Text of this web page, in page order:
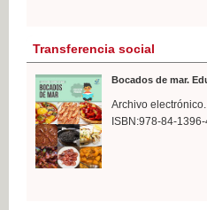
Transferencia social
Bocados de mar.
Archivo
ISBN:978-84-